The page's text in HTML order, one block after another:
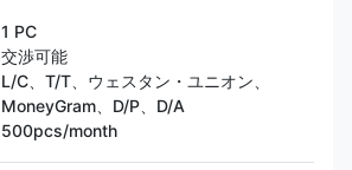
1 PC
交渉可能
L/C、T/T、ウェスタン・ユニオン、
MoneyGram、D/P、D/A
500pcs/month